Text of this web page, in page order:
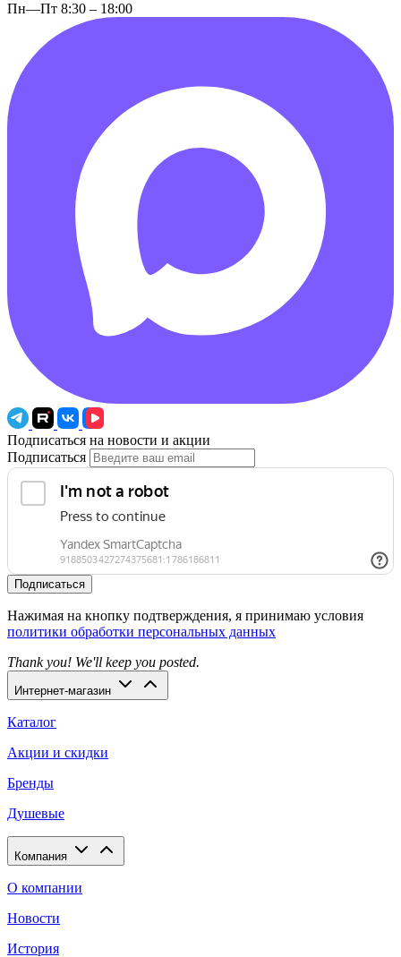
Пн—Пт 8:30 – 18:00
Подписаться на новости и акции
Подписаться
Подписаться
Нажимая на кнопку подтверждения, я принимаю условия
политики обработки персональных данных
Thank you! We'll keep you posted.
Интернет-магазин
Каталог
Акции и скидки
Бренды
Душевые
Компания
О компании
Новости
История